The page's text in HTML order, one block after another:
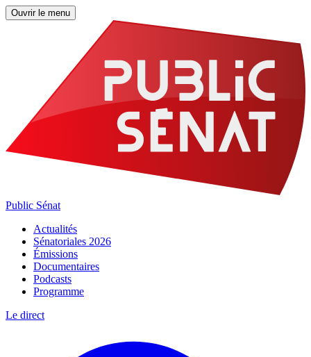
Ouvrir le menu
Public Sénat
Actualités
Sénatoriales 2026
Émissions
Documentaires
Podcasts
Programme
Le direct